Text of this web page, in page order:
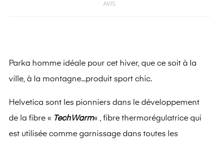
AVIS
Parka homme idéale pour cet hiver, que ce soit à la
ville, à la montagne...produit sport chic.
Helvetica sont les pionniers dans le développement
de la fibre « TechWarm« , fibre thermorégulatrice qui
est utilisée comme garnissage dans toutes les